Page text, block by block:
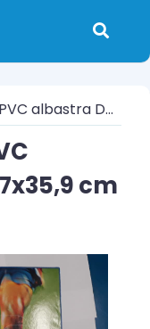
cm cu imprimeu fotbal
cm